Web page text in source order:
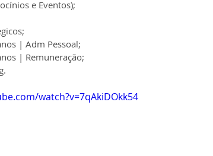
e Eventos);
| Adm Pessoal;
| Remuneração;
watch?v=7qAkiDOkk54